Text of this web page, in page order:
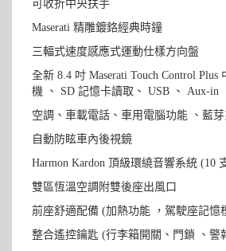
可收折中央扶手
Maserati 精雕鍍鉻經典時鐘
三輻式速度感應式運動仕樣方向盤
全新 8.4 吋 Maserati Touch Control
機 、 SD 記憶卡讀取、 USB 、 Aux-in
空調、車載電話、車用電腦功能 、藍
自動防眩車內後視鏡
Harmon Kardon 頂級環繞音響系統 (10
雙區恆溫空調附雙後座出風口
前座舒適配備 (加熱功能 ，駕駛座記憶
整合遙控鑰匙 (行李箱開關、門鎖 、警